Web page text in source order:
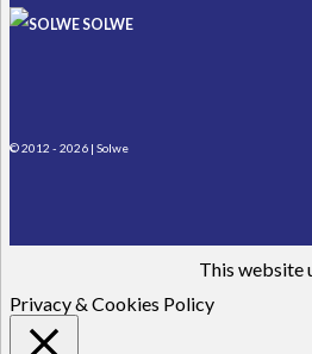
SOLWE
© 2012 - 2026 | Solwe
This website
Privacy & Cookies Policy